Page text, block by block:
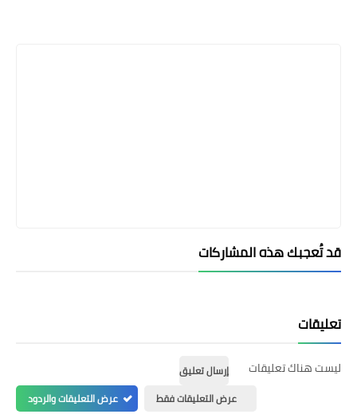
قد تُعجبك هذه المشاركات
تعليقات
ليست هناك تعليقات
إرسال تعليق
عرض التعليقات فقط
عرض التعليقات والردود